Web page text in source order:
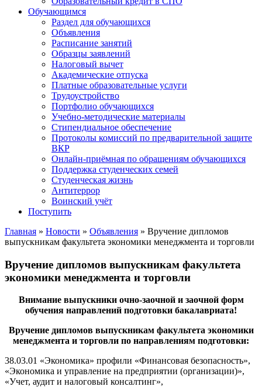
Обучающимся
Раздел для обучающихся
Объявления
Расписание занятий
Образцы заявлений
Налоговый вычет
Академические отпуска
Платные образовательные услуги
Трудоустройство
Портфолио обучающихся
Учебно-методические материалы
Стипендиальное обеспечение
Протоколы комиссий по предварительной защите
ВКР
Онлайн-приёмная по обращениям обучающихся
Поддержка студенческих семей
Студенческая жизнь
Антитеррор
Воинский учёт
Поступить
Главная » Новости » Объявления » Вручение дипломов
выпускникам факультета экономики менеджмента и торговли
Вручение дипломов выпускникам факультета
экономики менеджмента и торговли
Внимание выпускники очно-заочной и заочной форм
обучения направлений подготовки бакалавриата!
Вручение дипломов выпускникам факультета экономики
менеджмента и торговли по направлениям подготовки:
38.03.01 «Экономика» профили «Финансовая безопасность»,
«Экономика и управление на предприятии (организации)»,
«Учет, аудит и налоговый консалтинг»,